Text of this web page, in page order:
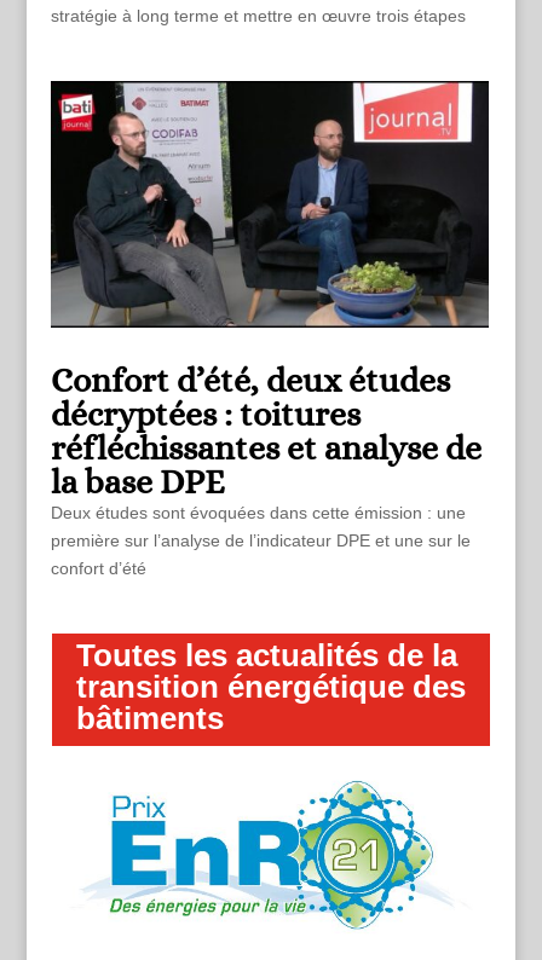
stratégie à long terme et mettre en œuvre trois étapes
Confort d’été, deux études
décryptées : toitures
réfléchissantes et analyse de
la base DPE
Deux études sont évoquées dans cette émission : une
première sur l’analyse de l’indicateur DPE et une sur le
confort d’été
Toutes les actualités de la
transition énergétique des
bâtiments